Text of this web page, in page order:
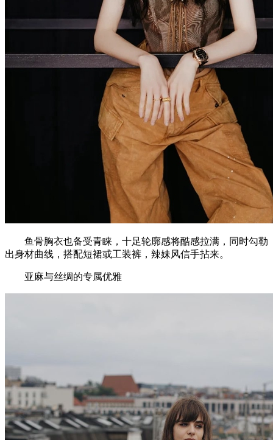
鱼骨胸衣也备受青睐，十足轮廓感将酷感拉满，同时勾勒
出身材曲线，搭配短裙或工装裤，辣妹风信手拈来。
亚麻与丝绸的专属优雅